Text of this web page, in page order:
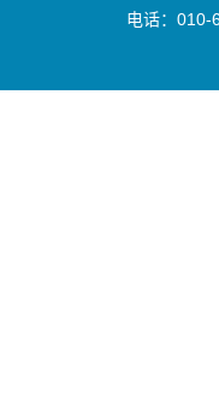
电话：